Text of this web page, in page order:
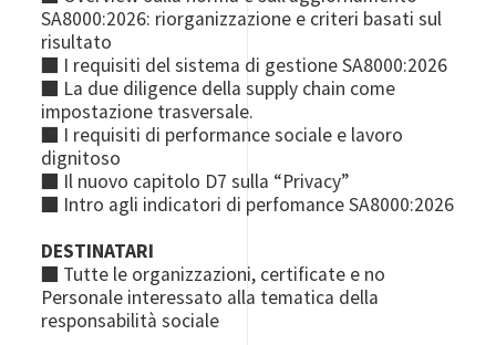
SA8000:2026: riorganizzazione e criteri basati sul
risultato
■ I requisiti del sistema di gestione SA8000:2026
■ La due diligence della supply chain come
impostazione trasversale.
■ I requisiti di performance sociale e lavoro
dignitoso
■ Il nuovo capitolo D7 sulla “Privacy”
■ Intro agli indicatori di perfomance SA8000:2026
DESTINATARI
■ Tutte le organizzazioni, certificate e no
Personale interessato alla tematica della
responsabilità sociale